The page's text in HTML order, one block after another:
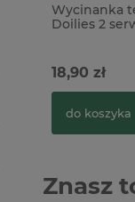
Wycinanka
Doilies 2
18,90 zł
do koszyka
Znasz